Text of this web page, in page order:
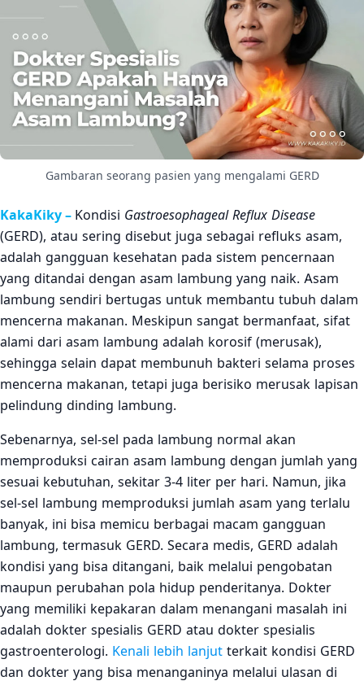
Gambaran seorang pasien yang mengalami GERD
KakaKiky – Kondisi Gastroesophageal Reflux Disease
(GERD), atau sering disebut juga sebagai refluks asam,
adalah gangguan kesehatan pada sistem pencernaan
yang ditandai dengan asam lambung yang naik. Asam
lambung sendiri bertugas untuk membantu tubuh dalam
mencerna makanan. Meskipun sangat bermanfaat, sifat
alami dari asam lambung adalah korosif (merusak),
sehingga selain dapat membunuh bakteri selama proses
mencerna makanan, tetapi juga berisiko merusak lapisan
pelindung dinding lambung.
Sebenarnya, sel-sel pada lambung normal akan
memproduksi cairan asam lambung dengan jumlah yang
sesuai kebutuhan, sekitar 3-4 liter per hari. Namun, jika
sel-sel lambung memproduksi jumlah asam yang terlalu
banyak, ini bisa memicu berbagai macam gangguan
lambung, termasuk GERD. Secara medis, GERD adalah
kondisi yang bisa ditangani, baik melalui pengobatan
maupun perubahan pola hidup penderitanya. Dokter
yang memiliki kepakaran dalam menangani masalah ini
adalah dokter spesialis GERD atau dokter spesialis
gastroenterologi. Kenali lebih lanjut terkait kondisi GERD
dan dokter yang bisa menanganinya melalui ulasan di